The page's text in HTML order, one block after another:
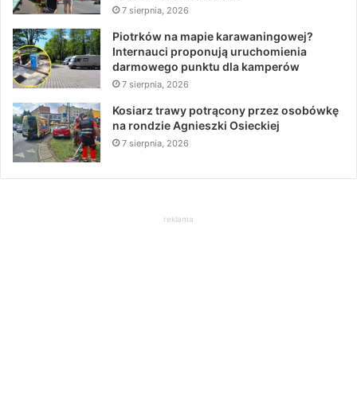
7 sierpnia, 2026
Piotrków na mapie karawaningowej?
Internauci proponują uruchomienia
darmowego punktu dla kamperów
7 sierpnia, 2026
Kosiarz trawy potrącony przez osobówkę
na rondzie Agnieszki Osieckiej
7 sierpnia, 2026
reklama